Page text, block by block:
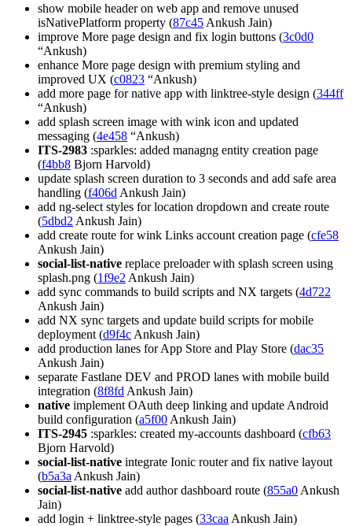
show mobile header on web app and remove unused
isNativePlatform property (87c45 Ankush Jain)
improve More page design and fix login buttons (3c0d0
“Ankush)
enhance More page design with premium styling and
improved UX (c0823 “Ankush)
add more page for native app with linktree-style design (344ff
“Ankush)
add splash screen image with wink icon and updated
messaging (4e458 “Ankush)
ITS-2983 :sparkles: added managng entity creation page
(f4bb8 Bjorn Harvold)
update splash screen duration to 3 seconds and add safe area
handling (f406d Ankush Jain)
add ng-select styles for location dropdown and create route
(5dbd2 Ankush Jain)
add create route for wink Links account creation page (cfe58
Ankush Jain)
social-list-native replace preloader with splash screen using
splash.png (1f9e2 Ankush Jain)
add sync commands to build scripts and NX targets (4d722
Ankush Jain)
add NX sync targets and update build scripts for mobile
deployment (d9f4c Ankush Jain)
add production lanes for App Store and Play Store (dac35
Ankush Jain)
separate Fastlane DEV and PROD lanes with mobile build
integration (8f8fd Ankush Jain)
native implement OAuth deep linking and update Android
build configuration (a5f00 Ankush Jain)
ITS-2945 :sparkles: created my-accounts dashboard (cfb63
Bjorn Harvold)
social-list-native integrate Ionic router and fix native layout
(b5a3a Ankush Jain)
social-list-native add author dashboard route (855a0 Ankush
Jain)
add login + linktree-style pages (33caa Ankush Jain)